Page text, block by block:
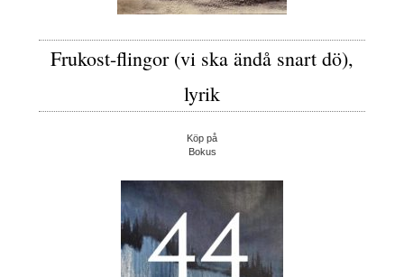
Frukost-flingor (vi ska ändå snart dö),
lyrik
Köp på
Bokus